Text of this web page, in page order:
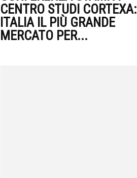
CENTRO STUDI CORTEXA:
ITALIA IL PIÙ GRANDE
MERCATO PER...